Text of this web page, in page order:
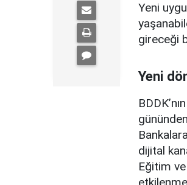
Yeni
gireceği
Yeni
dijital
Eğitim